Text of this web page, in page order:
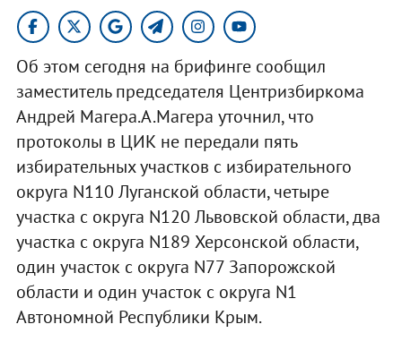
Об этом сегодня на брифинге сообщил
заместитель председателя Центризбиркома
Андрей Магера.А.Магера уточнил, что
протоколы в ЦИК не передали пять
избирательных участков с избирательного
округа N110 Луганской области, четыре
участка с округа N120 Львовской области, два
участка с округа N189 Херсонской области,
один участок с округа N77 Запорожской
области и один участок с округа N1
Автономной Республики Крым.